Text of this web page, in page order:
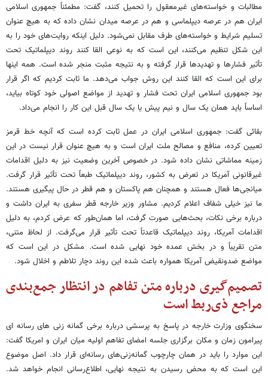
مطالبات و خواسته‌های غیرمعقول را تحمیل کنند، گفت: مطمئناً جمهوری اسلامی
ایران هم در عرصه دیپلماسی و هم در عرصه میدان نشان داده که به هیچ عنوان
تسلیم شرایط و خواسته‌های طرف مقابل نمی‌شود. دلیل اینکه روایت‌های خود را به
این شکل تنظیم می‌کنند، این است که به نوعی القا کنند روند دیپلماتیک تحت
تأثیر فشارها و تهدیدها قرار گرفته و به نتیجه مثبت منجر شده است. همه اینها
برای این است که القا کنند این روش جواب می‌دهد. ما ثابت کردیم که اگر قرار
بود جمهوری اسلامی ایران تحت فشار و تهدید از مواضع اصولی خود کوتاه بیاید،
اساساً باید همان یک سال و نیم پیش یا یک سال قبل این کار را انجام می‌داد.
بقائی گفت: جمهوری اسلامی ایران در عمل ثابت کرده است که آنچه خط قرمز
تعیین کرده، منافع و مصالح ملت ایران است و به هیچ عنوان قرار نیست در این
زمینه مماشاتی نشان داده شود. در خصوص آخرین وضعیت نیز به دلیل اقدامات
غیرقانونی آمریکا در تعرض به کشور، روند دیپلماتیک طبعاً تحت تأثیر قرار گرفت.
میانجی‌ها فعال هستند و همچنان هم پاکستان و هم قطر در حال پیگیری هستند.
ما نیز خیلی شفاف اعلام کردیم. مشاور وزیر خارجه قطر سفری به ایران داشت و
درباره برخی نکات، بحث‌هایی صورت گرفت، اما همان‌طور که عرض کردم، به دلیل
اقدامات آمریکا، روند دیپلماتیک قاعدتاً تحت تأثیر قرار می‌گرفت. از لحاظ متنی،
متن تقریباً و در بخش عمده خود نهایی شده است. مشکل در این است که
مواضع ضدونقیض آمریکا همواره باعث شده این روند دچار تلاطم و اخلال شود.
تصمیم‌گیری درباره متن تفاهم در انتظار جمع‌بندی
مراجع ذی‌ربط است
سخنگوی وزارت خارجه در پاسخ به پرسشی درباره برخی گمانه زنی های رسانه ای
پیرامون زمان و مکان برگزاری جلسه امضای تفاهم اولیه میان ایران و امریکا گفت:
این موارد را باید در همان چارچوب گمانه‌زنی‌های رسانه‌ای قرار داد. اصل موضوع
این است که به محض رسیدن به نتیجه نهایی، اطلاع‌رسانی انجام خواهد شد.